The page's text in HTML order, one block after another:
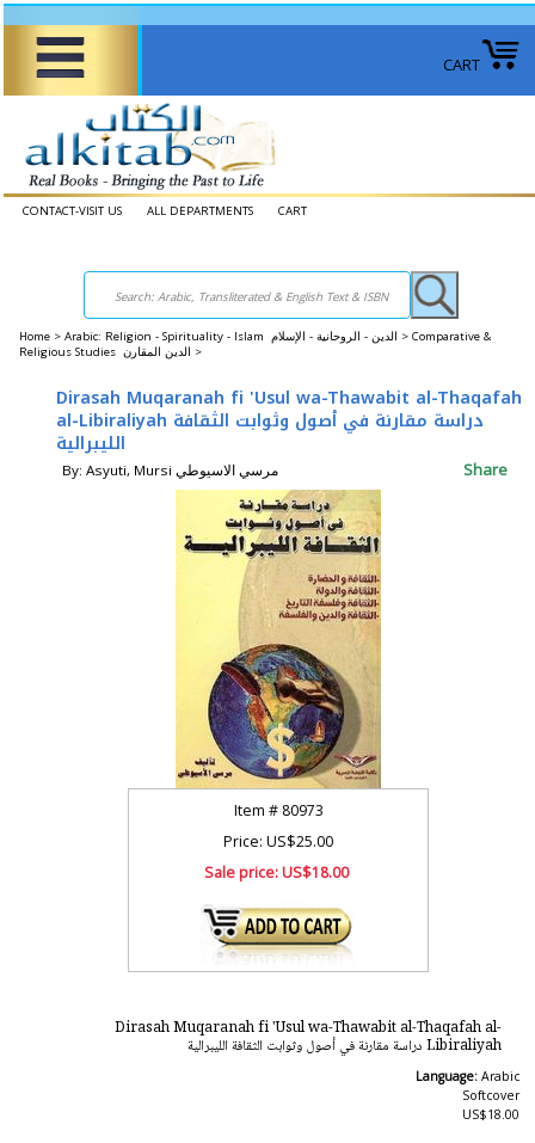
CART
CONTACT-VISIT US ALL DEPARTMENTS CART
Home > Arabic: Religion - Spirituality - Islam الدين - الروحانية - الإسلام > Comparative &
Religious Studies الدين المقارن >
Dirasah Muqaranah fi 'Usul wa-Thawabit al-Thaqafah
al-Libiraliyah دراسة مقارنة في أصول وثوابت الثقافة
الليبرالية
By: Asyuti, Mursi مرسي الاسيوطي Share
Item # 80973
Price: US$25.00
Sale price:US$18.00
Dirasah Muqaranah fi 'Usul wa-Thawabit al-Thaqafah al-
Libiraliyah دراسة مقارنة في أصول وثوابت الثقافة الليبرالية
Language: Arabic
Softcover
US$18.00